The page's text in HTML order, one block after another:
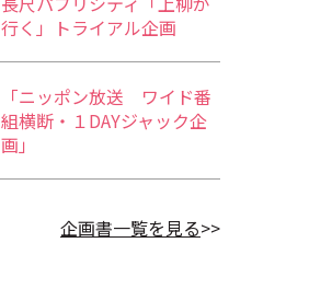
行く」トライアル企画
「ニッポン放送 ワイド番
組横断・１DAYジャック企
画」
企画書一覧を見る>>